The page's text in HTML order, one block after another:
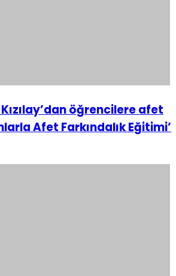
Kızılay’dan öğrencilere afet
Afet Farkındalık Eğitimi’